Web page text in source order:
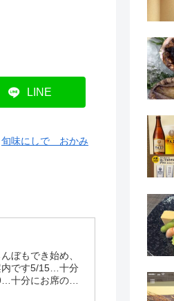
LINE
旬味にしで おかみ
ぼもでき始め、
内です5/15…十分
十分にお席のご